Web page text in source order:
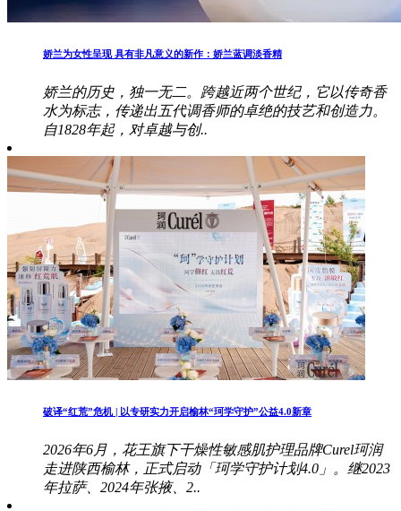
娇兰为女性呈现 具有非凡意义的新作：娇兰蓝调淡香精
娇兰的历史，独一无二。跨越近两个世纪，它以传奇香
水为标志，传递出五代调香师的卓绝的技艺和创造力。
自1828年起，对卓越与创..
破译“红荒”危机 | 以专研实力开启榆林“珂学守护”公益4.0新章
2026年6月，花王旗下干燥性敏感肌护理品牌Curel珂润
走进陕西榆林，正式启动「珂学守护计划4.0」。继2023
年拉萨、2024年张掖、2..